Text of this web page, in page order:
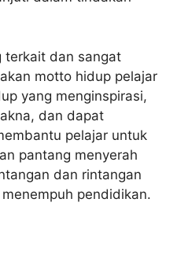
terkait dan sangat
motto hidup pelajar
yang menginspirasi,
dan dapat
pelajar untuk
pantang menyerah
dan rintangan
pendidikan.